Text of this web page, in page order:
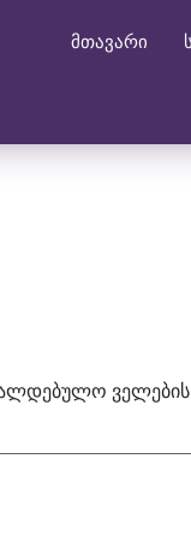
მთავარი
ველების